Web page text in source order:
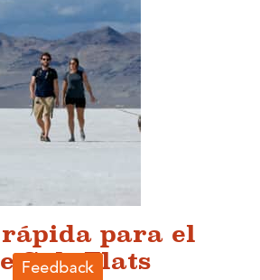
para el
Salt Flats